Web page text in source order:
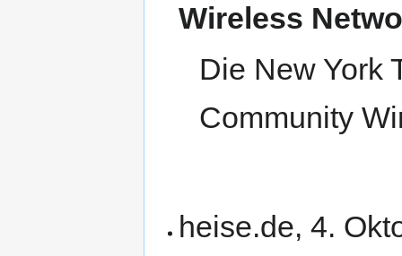
Wireless
Die New York
Community
heise.de, 4.